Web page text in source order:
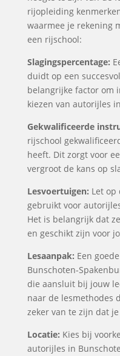
rijopleiding
waarmee je rekening
een rijschool:
Slagingspercentage:
duidt op een
belangrijke factor om
kiezen van autorijles
Gekwalificeerde
rijschool
heeft. Dit zorgt voor
vergroot de kans op
Lesvoertuigen: Let op
gebruikt voor
Het is belangrijk dat
en geschikt zijn voor
Lesaanpak: Een
Bunschoten-
die aansluit bij jouw
naar de lesmethodes
zeker van te zijn dat
Locatie: Kies bij
autorijles in